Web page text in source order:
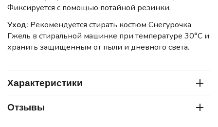
Фиксируется с помощью потайной резинки.
Уход: Рекомендуется стирать костюм Снегурочка
Гжель в стиральной машинке при температуре 30°C и
хранить защищенным от пыли и дневного света.
Характеристики
Отзывы